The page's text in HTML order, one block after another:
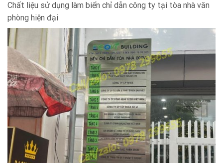
Chất liệu sử dụng làm biển chỉ dẫn công ty tại tòa nhà văn
phòng hiện đại